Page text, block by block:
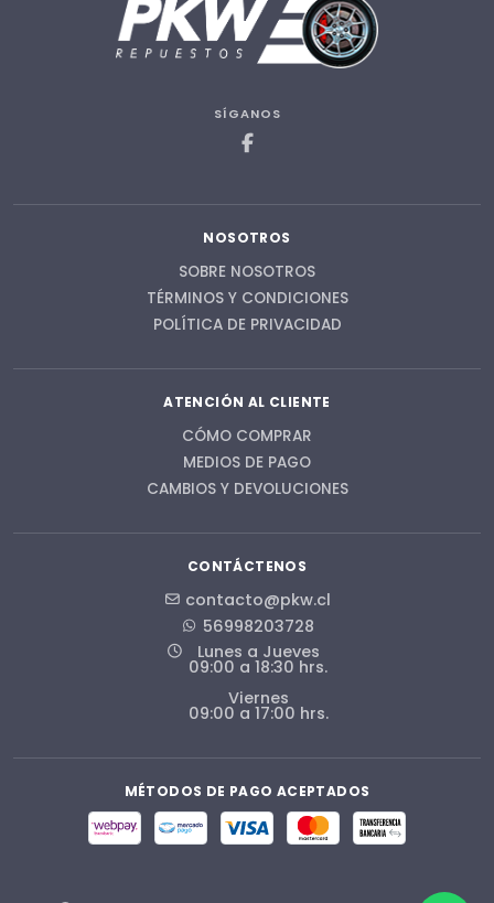
SÍGANOS
NOSOTROS
SOBRE NOSOTROS
TÉRMINOS Y CONDICIONES
POLÍTICA DE PRIVACIDAD
ATENCIÓN AL CLIENTE
CÓMO COMPRAR
MEDIOS DE PAGO
CAMBIOS Y DEVOLUCIONES
CONTÁCTENOS
contacto@pkw.cl
56998203728
Lunes a Jueves
09:00 a 18:30 hrs.
Viernes
09:00 a 17:00 hrs.
MÉTODOS DE PAGO ACEPTADOS